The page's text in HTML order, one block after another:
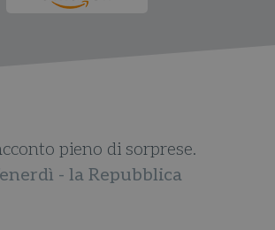
pieno di sorprese.
- la Repubblica